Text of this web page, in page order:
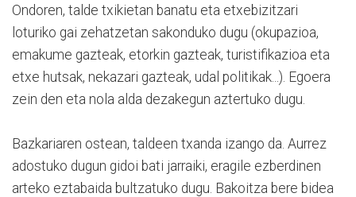
Ondoren, talde txikietan banatu eta etxebizitzari
loturiko gai zehatzetan sakonduko dugu (okupazioa,
emakume gazteak, etorkin gazteak, turistifikazioa eta
etxe hutsak, nekazari gazteak, udal politikak...). Egoera
zein den eta nola alda dezakegun aztertuko dugu.
Bazkariaren ostean, taldeen txanda izango da. Aurrez
adostuko dugun gidoi bati jarraiki, eragile ezberdinen
arteko eztabaida bultzatuko dugu. Bakoitza bere bidea